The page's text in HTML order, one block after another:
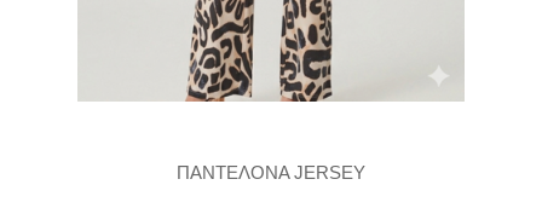
ΠΑΝΤΕΛΟΝΑ JERSEY